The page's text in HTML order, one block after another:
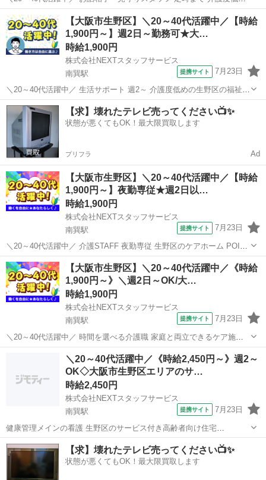
の生野区の福祉施設 *✨主婦・主夫さんも活躍中♪✨* *✅シフト制 週2日
～OKで家庭と両立しやすい職場♬* *✅お仕事にブランクのある方も積
極採用中...
大阪 大阪市 南巽駅 介護
【大阪市生野区】＼20～40代活躍中／【時給
1,900円～】週2日～勤務可★大…
時給1,900円
株式会社NEXTスタッフサービス
南巽駅
提携サイト 7月23日
＼20～40代活躍中／ 生活サポート 週2～ 介護度低めの生野区の福祉施
設 */* *「フルタイムは難しい…」という方必見!週2や時短も相談可能
な介護ワーク* *＼* 利用者さんの生活のサポートをお願いします。 ま
ずは...
大阪 大阪市 南巽駅 介護
【求】壊れたテレビ売ってください📺✨
状態が悪くてもOK！最大限買取します
プリフラ Ad
【大阪市生野区】＼20～40代活躍中／【時給
1,900円～】夜勤専従★週2日以…
時給1,900円
株式会社NEXTスタッフサービス
南巽駅
提携サイト 7月23日
＼20～40代活躍中／ 介護STAFF 夜勤専従 生野区のケアホーム POINT
‾‾‾‾‾‾‾‾‾‾‾‾‾ *落ち着いた雰囲気の中で、ゆったり夜勤* *スタッフ同士の
連携◎でアットホーム* *利用者様も穏やかに過ごされ...
大阪 大阪市 南巽駅 介護
【大阪市生野区】＼20～40代活躍中／《時給
1,900円～》＼週2日～OK/大…
時給1,900円
株式会社NEXTスタッフサービス
南巽駅
提携サイト 7月23日
＼20～40代活躍中／ 時間を選べる介護職 家庭と両立できるケア施設
╭━━━━━━━━━━━━━╮ *✅明るい雰囲気の職場で日勤のみ*
✅家庭やプライベートと両立しやすい環境 ✅週2日～OK/曜日固定/残業
介護
＼20～40代活躍中／《時給2,450円～》週2～
OK◇大阪市生野区エリアのサ…
時給2,450円
株式会社NEXTスタッフサービス
南巽駅
提携サイト 7月23日
健康管理メインの看護 生野区のサービス付き高齢者向け住宅
╭━━━━━━━━━━━━━╮ *融通が利くので働きやすい!* *週2日
からの柔軟シフト* ╰━━━━━━v━━━━━━╯ NEXTスタッフサ
ービスのお仕...
大阪 南巽駅 介護
【求】壊れたテレビ売ってください📺✨
状態が悪くてもOK！最大限買取します